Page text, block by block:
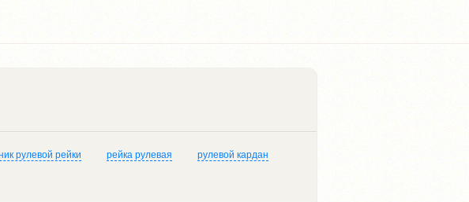
рулевой рейки рейка рулевая рулевой кардан